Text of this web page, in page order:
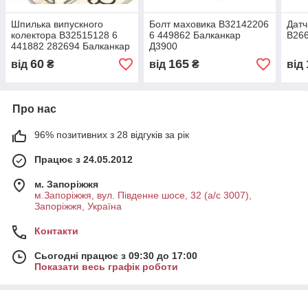
Шпилька випускного
колектора В32515128 6
441882 282694 Балканкар
Д3900
від 60 ₴
Болт маховика В32142206
6 449862 Балканкар
Д3900
від 165₴ від
Про нас
96% позитивних з 28 відгуків за рік
Працює з 24.05.2012
м. Запоріжжя
м.Запоріжжя, вул. Південне шосе, 32 (а/с 3007),
Запоріжжя, Україна
Контакти
Сьогодні працює з 09:30 до 17:00
Показати весь графік роботи